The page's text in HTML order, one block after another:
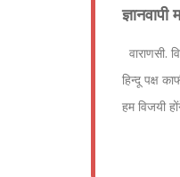
वाराणसी.
हिन्दू पक्ष
हम विजयी